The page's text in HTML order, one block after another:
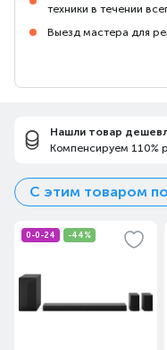
техники в течении
Выезд мастера для
Нашли товар
Компенсируем 110%
С этим товаром
0-0-24 -44%